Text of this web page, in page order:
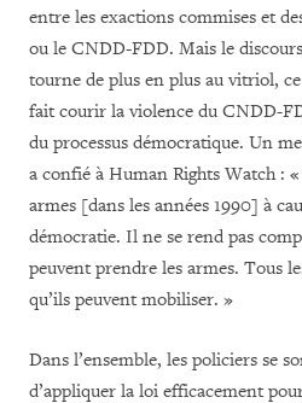
entre les exactions commises et
ou le CNDD-FDD. Mais le
tourne de plus en plus au vitriol,
fait courir la violence du CNDD-
du processus démocratique. Un
a confié à Human Rights Watch :
armes [dans les années 1990] à
démocratie. Il ne se rend pas
peuvent prendre les armes. Tous
qu’ils peuvent mobiliser. »
Dans l’ensemble, les policiers se
d’appliquer la loi efficacement